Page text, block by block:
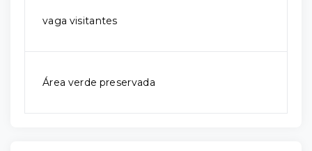
vaga visitantes
Área verde preservada